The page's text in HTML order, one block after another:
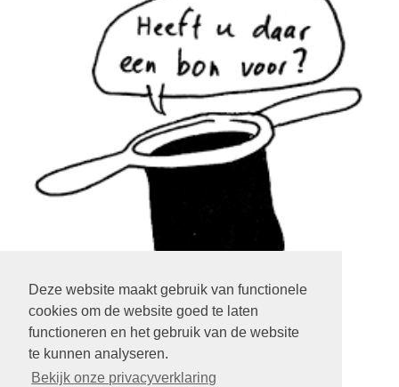
Deze website maakt gebruik van functionele
cookies om de website goed te laten
functioneren en het gebruik van de website
te kunnen analyseren.
Bekijk onze privacyverklaring
klik op het plaatje
LOGIN EXTRANET
KLIK HIER